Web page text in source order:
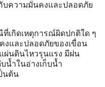
บความมั่นคงและปลอดภัย
เกิดเหตุการณ์ผิดปกติใด ๆ
งและปลอดภัยของเขื่อน
ผ่นดินไหวรุนแรง มีฝน
น้ำในอ่างเก็บน้ำ
นต้น